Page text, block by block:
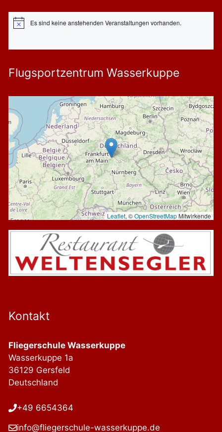
HinweisEs sind keine anstehenden Veranstaltungen vorhanden.
Flugsportzentrum Wasserkuppe
Leaflet, ©OpenStreetMapMitwirkende
Kontakt
Fliegerschule Wasserkuppe
Wasserkuppe 1a
36129 Gersfeld
Deutschland
+49 6654364
info@fliegerschule-wasserkuppe.de